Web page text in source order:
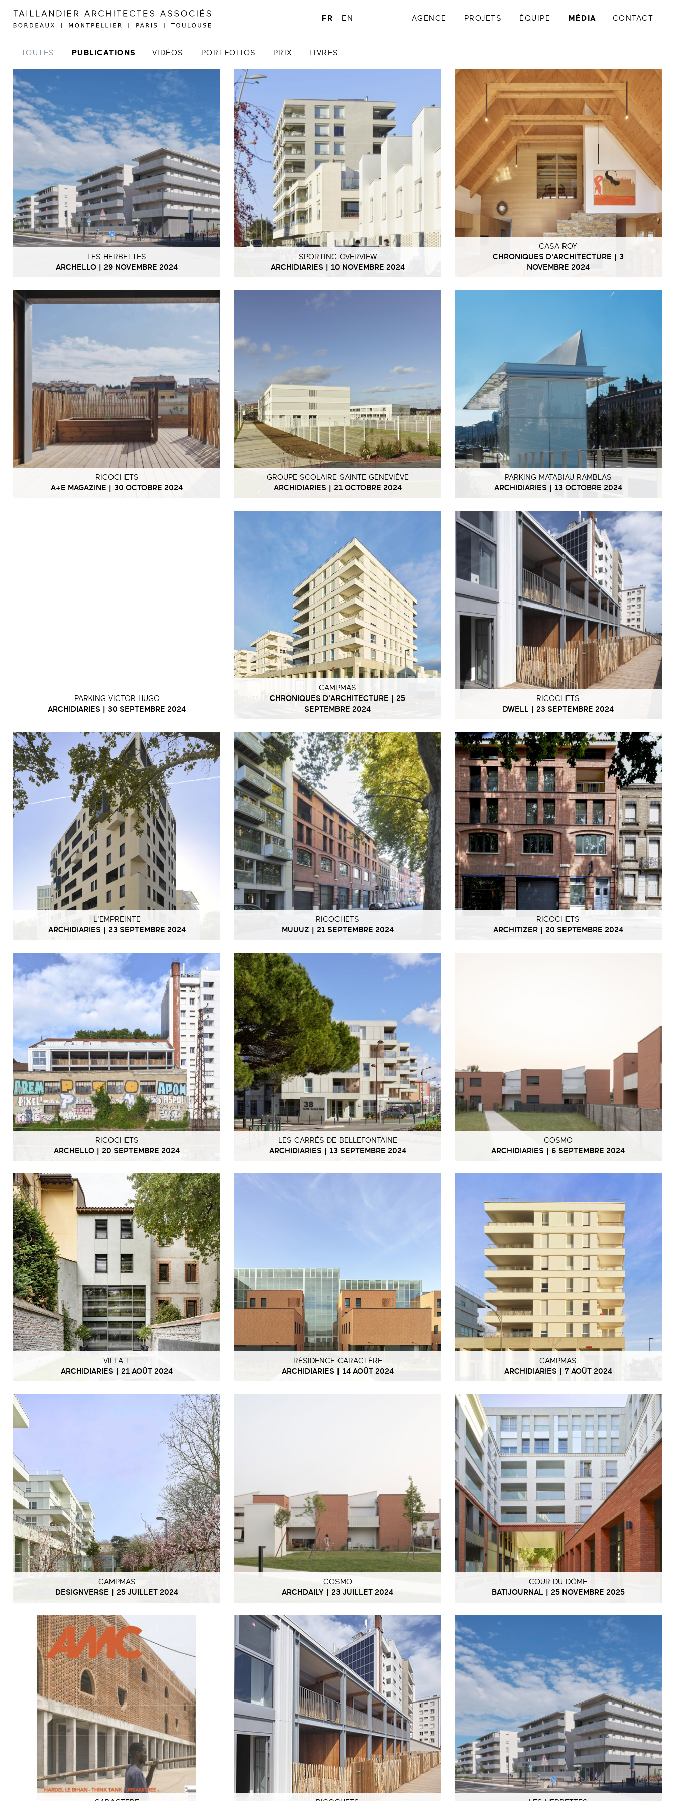
FR EN AGENCE PROJETS ÉQUIPE MÉDIA CONTACT
TOUTES PUBLICATIONS VIDÉOS PORTFOLIOS PRIX LIVRES
LES HERBETTES
ARCHELLO | 29 NOVEMBRE 2024
SPORTING OVERVIEW
ARCHIDIARIES | 10 NOVEMBRE 2024
CASA ROY
CHRONIQUES D'ARCHITECTURE | 3
NOVEMBRE 2024
RICOCHETS
A+E MAGAZINE | 30 OCTOBRE 2024
GROUPE SCOLAIRE SAINTE GENEVIÈVE
ARCHIDIARIES | 21 OCTOBRE 2024
PARKING MATABIAU RAMBLAS
ARCHIDIARIES | 13 OCTOBRE 2024
PARKING VICTOR HUGO
ARCHIDIARIES | 30 SEPTEMBRE 2024
CAMPMAS
CHRONIQUES D'ARCHITECTURE | 25
SEPTEMBRE 2024
RICOCHETS
DWELL | 23 SEPTEMBRE 2024
L'EMPREINTE
ARCHIDIARIES | 23 SEPTEMBRE 2024
RICOCHETS
MUUUZ | 21 SEPTEMBRE 2024
RICOCHETS
ARCHITIZER | 20 SEPTEMBRE 2024
RICOCHETS
ARCHELLO | 20 SEPTEMBRE 2024
LES CARRÉS DE BELLEFONTAINE
ARCHIDIARIES | 13 SEPTEMBRE 2024
COSMO
ARCHIDIARIES | 6 SEPTEMBRE 2024
VILLA T
ARCHIDIARIES | 21 AOÛT 2024
RÉSIDENCE CARACTÈRE
ARCHIDIARIES | 14 AOÛT 2024
CAMPMAS
ARCHIDIARIES | 7 AOÛT 2024
CAMPMAS
DESIGNVERSE | 25 JUILLET 2024
COSMO
ARCHDAILY | 23 JUILLET 2024
COUR DU DÔME
BATIJOURNAL | 25 NOVEMBRE 2025